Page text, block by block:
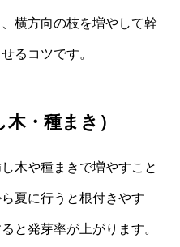
横方向の枝を増やして幹
るコツです。
・種まき）
木や種まきで増やすこと
夏に行うと根付きやす
と発芽率が上がります。